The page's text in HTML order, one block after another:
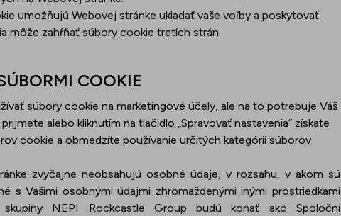
umožňujú Webovej stránke ukladať vaše voľby a poskytovať
môže zahŕňať súbory cookie tretích strán.
COOKIE
súbory cookie na marketingové účely, ale na to potrebuje Váš
alebo kliknutím na tlačidlo „Spravovať nastavenia“ získate
cookie a obmedzíte používanie určitých kategórií súborov
zvyčajne neobsahujú osobné údaje, v rozsahu, v akom sú
s Vašimi osobnými údajmi zhromaždenými inými prostriedkami
skupiny NEPI Rockcastle Group budú konať ako Spoloční